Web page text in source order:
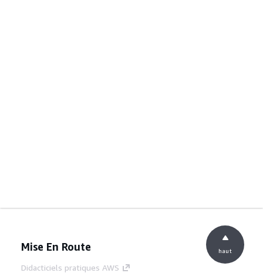
Mise En Route
Didacticiels pratiques AWS
haut